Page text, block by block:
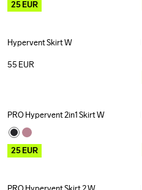
25EUR
Hypervent Skirt W
55 EUR
Outlet
PRO Hypervent 2in1 Skirt W
25EUR